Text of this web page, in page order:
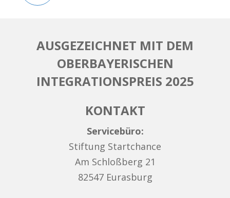
AUSGEZEICHNET MIT DEM
OBERBAYERISCHEN
INTEGRATIONSPREIS 2025
KONTAKT
Servicebüro:
Stiftung Startchance
Am Schloßberg 21
82547 Eurasburg